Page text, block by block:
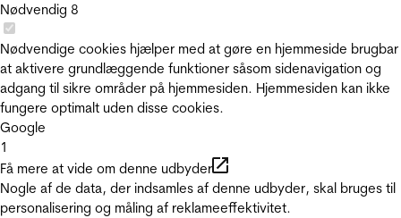
Nødvendig 8
Nødvendige cookies hjælper med at gøre en hjemmeside
at aktivere grundlæggende funktioner såsom sidenavigation og
adgang til sikre områder på hjemmesiden. Hjemmesiden kan ikke
fungere optimalt uden disse cookies.
Google
1
Få mere at vide om denne udbyder
Nogle af de data, der indsamles af denne udbyder, skal bruges til
personalisering og måling af reklameeffektivitet.